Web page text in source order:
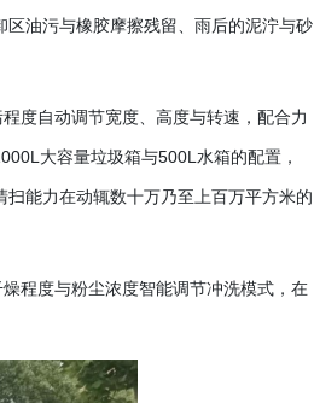
油污与橡胶摩擦残留、雨后的泥泞与砂
度自动调节宽度、高度与转速，配合力
大容量垃圾箱与500L水箱的配置，
扫能力在动辄数十万乃至上百万平方米的
程度与粉尘浓度智能调节冲洗模式，在